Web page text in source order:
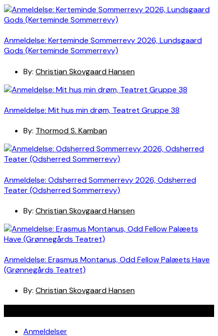
Anmeldelse: Kerteminde Sommerrevy 2026, Lundsgaard
Gods (Kerteminde Sommerrevy)
By: Christian Skovgaard Hansen
Anmeldelse: Mit hus min drøm, Teatret Gruppe 38
By: Thormod S. Kamban
Anmeldelse: Odsherred Sommerrevy 2026, Odsherred
Teater (Odsherred Sommerrevy)
By: Christian Skovgaard Hansen
Anmeldelse: Erasmus Montanus, Odd Fellow Palæets Have
(Grønnegårds Teatret)
By: Christian Skovgaard Hansen
Anmeldelser